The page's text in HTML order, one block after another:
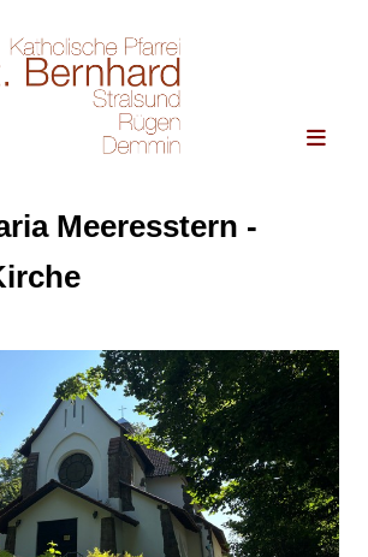
Meeresstern -